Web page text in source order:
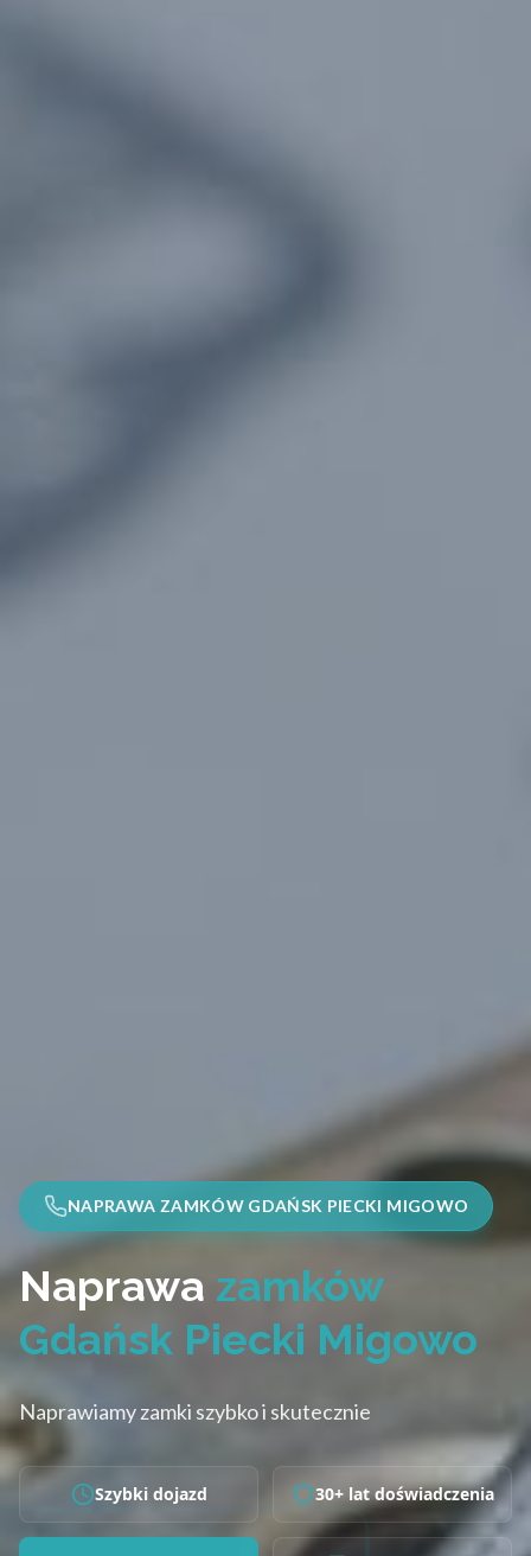
NAPRAWA ZAMKÓW GDAŃSK PIECKI MIGOWO
Naprawa zamków
Gdańsk Piecki Migowo
Naprawiamy zamki szybko i skutecznie
Szybki dojazd 30+ lat doświadczenia